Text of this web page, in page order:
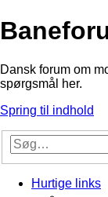
Dansk forum om
spørgsmål her.
Spring til indhold
Hurtige links